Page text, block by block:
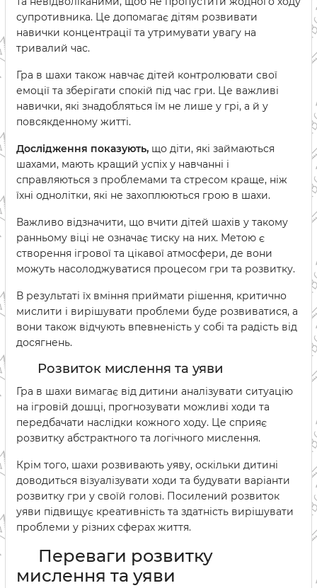
супротивника. Це допомагає дітям розвивати
навички концентрації та утримувати увагу на
тривалий час.
Гра в шахи також навчає дітей контролювати свої
емоції та зберігати спокій під час гри. Це важливі
навички, які знадобляться їм не лише у грі, а й у
повсякденному житті.
Дослідження показують, що діти, які займаються
шахами, мають кращий успіх у навчанні і
справляються з проблемами та стресом краще, ніж
їхні однолітки, які не захоплюються грою в шахи.
Важливо відзначити, що вчити дітей шахів у такому
ранньому віці не означає тиску на них. Метою є
створення ігрової та цікавої атмосфери, де вони
можуть насолоджуватися процесом гри та розвитку.
В результаті їх вміння приймати рішення, критично
мислити і вирішувати проблеми буде розвиватися, а
вони також відчують впевненість у собі та радість від
досягнень.
Розвиток мислення та уяви
Гра в шахи вимагає від дитини аналізувати ситуацію
на ігровій дошці, прогнозувати можливі ходи та
передбачати наслідки кожного ходу. Це сприяє
розвитку абстрактного та логічного мислення.
Крім того, шахи розвивають уяву, оскільки дитині
доводиться візуалізувати ходи та будувати варіанти
розвитку гри у своїй голові. Посилений розвиток
уяви підвищує креативність та здатність вирішувати
проблеми у різних сферах життя.
Переваги розвитку
мислення та уяви